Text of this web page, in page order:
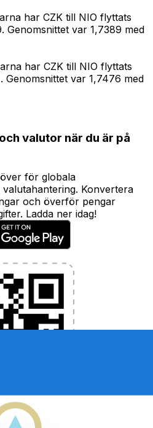
har CZK till NIO flyttats
Genomsnittet var 1,7389 med
har CZK till NIO flyttats
Genomsnittet var 1,7476 med
valutor när du är på
för globala
Konvertera
och överför pengar
Ladda ner idag!